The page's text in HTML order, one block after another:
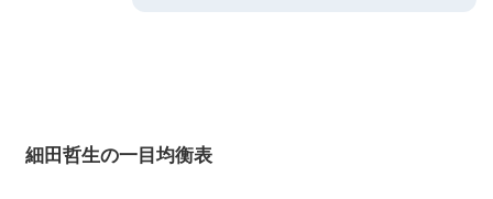
細田哲生の一目均衡表